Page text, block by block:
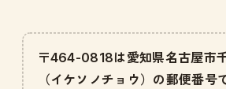
〒464-0818は愛知県名古屋市
（イケソノチョウ）の郵便番号